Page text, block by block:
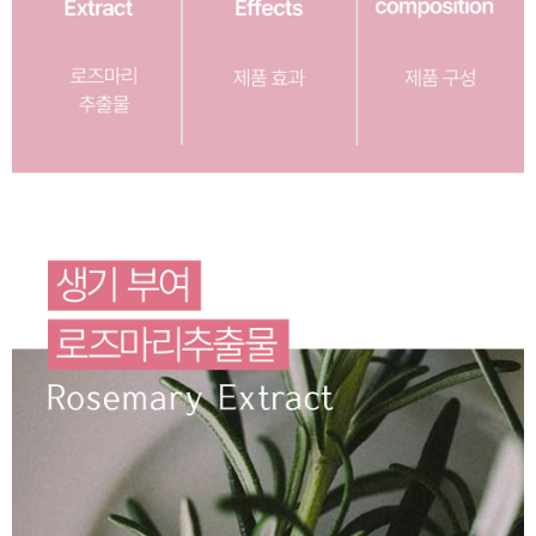
이코 라이프 하